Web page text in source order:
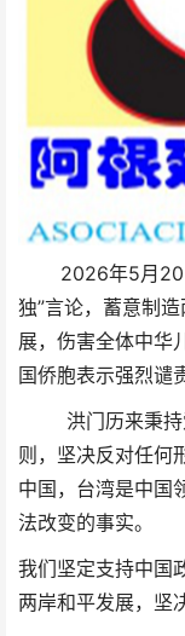
2026年5月20日
独”言论，蓄意制
展，伤害全体中华
国侨胞表示强烈谴
洪门历来秉持爱
则，坚决反对任何
中国，台湾是中国
法改变的事实。
我们坚定支持中国
两岸和平发展，坚